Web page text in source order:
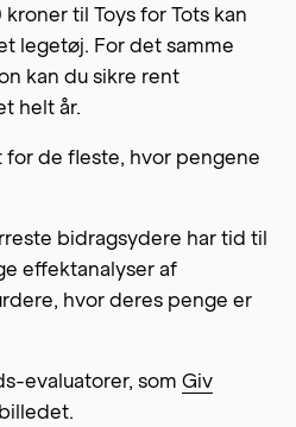
til Toys for Tots kan
legetøj. For det samme
kan du sikre rent
helt år.
de fleste, hvor pengene
bidragsydere har tid til
effektanalyser af
hvor deres penge er
evaluatorer, somGiv